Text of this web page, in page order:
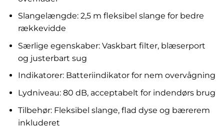
Slangelængde: 2,5 m fleksibel slange for bedre
rækkevidde
Særlige egenskaber: Vaskbart filter, blæserport
og justerbart sug
Indikatorer: Batteriindikator for nem overvågning
Lydniveau: 80 dB, acceptabelt for indendørs brug
Tilbehør: Fleksibel slange, flad dyse og bærerem
inkluderet